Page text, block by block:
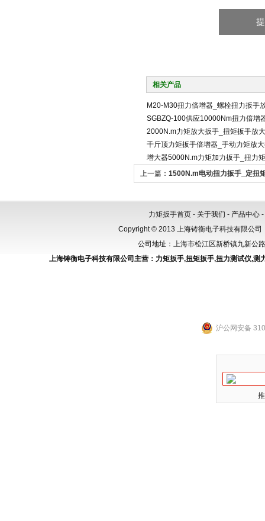
相关产品
M20-M30扭力倍增器_螺栓扭力扳手
SGBZQ-100供应10000Nm扭力倍增
2000N.m力矩放大扳手_扭矩扳手放
千斤顶力矩扳手倍增器_手动力矩放
增大器5000N.m力矩加力扳手_扭力
上一篇： 1500N.m电动扭力扳手_定扭
力矩扳手首页 - 关于我们 - 产品中心 -
Copyright © 2013 上海铸衡电子科技有限公
公司地址：上海市松江区新桥镇九新
上海铸衡电子科技有限公司主营： 力矩扳手,扭矩扳手,扭力测试仪,测
沪公网安备